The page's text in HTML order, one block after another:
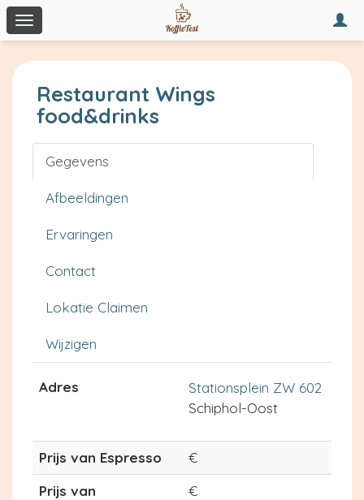
Toggle
navigation
Restaurant Wings
food&drinks
Gegevens
Afbeeldingen
Ervaringen
Contact
Lokatie Claimen
Wijzigen
Adres
Stationsplein ZW 602
Schiphol-Oost
Prijs van Espresso
€
Prijs van
€